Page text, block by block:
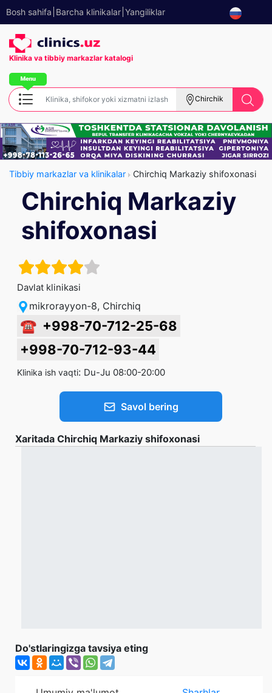
Bosh sahifa Barcha klinikalar Yangiliklar
Klinika va tibbiy markazlar katalogi
Chirchik
Tibbiy markazlar va klinikalar Chirchiq Markaziy shifoxonasi
Chirchiq Markaziy
shifoxonasi
Davlat klinikasi
mikrorayyon-8, Chirchiq
☎ +998-70-712-25-68
+998-70-712-93-44
Klinika ish vaqti: Du-Ju 08:00-20:00
Savol bering
Xaritada Chirchiq Markaziy shifoxonasi
Do'stlaringizga tavsiya eting